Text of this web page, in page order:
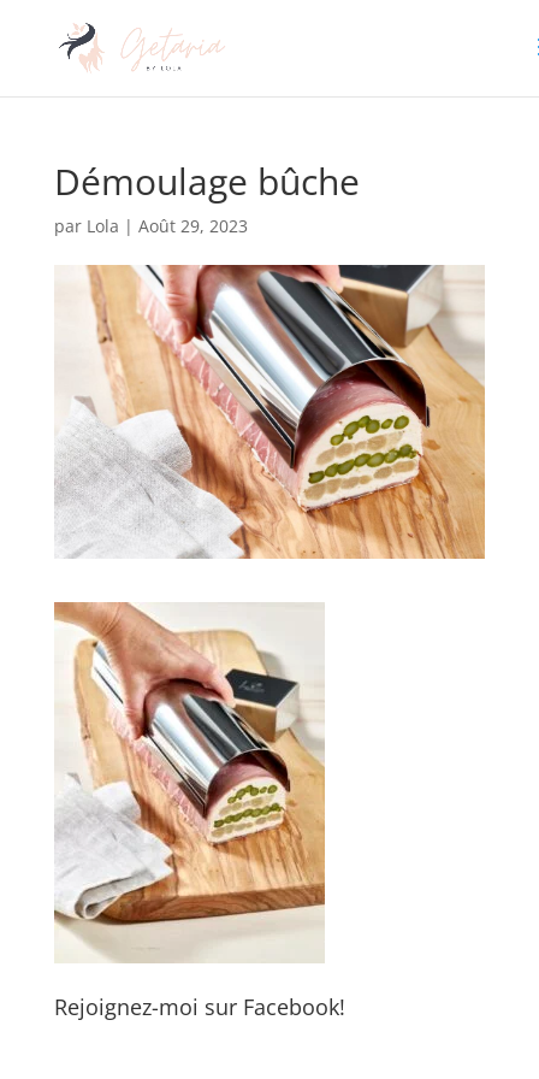
Démoulage bûche
par Lola | Août 29, 2023
Rejoignez-moi sur Facebook!